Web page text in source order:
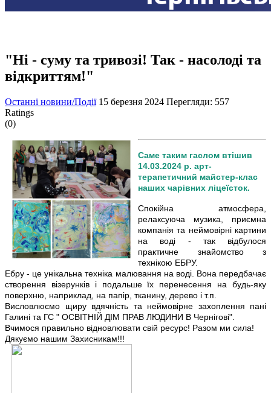
"Ні - суму та тривозі! Так - насолоді та
відкриттям!"
Останні новини/Події 15 березня 2024 Перегляди: 557
Ratings
(0)
Саме таким гаслом втішив
14.03.2024 р. арт-
терапетичний майстер-клас
наших чарівних ліцеїсток.
Спокійна атмосфера,
релаксуюча музика, приємна
компанія та неймовірні картини
на воді - так відбулося
практичне знайомство з
технікою ЕБРУ.
Ебру - це унікальна техніка малювання на воді. Вона передбачає
створення візерунків і подальше їх перенесення на будь-яку
поверхню, наприклад, на папір, тканину, дерево і т.п.
Висловлюємо щиру вдячність та неймовірне захоплення пані
Галині та ГС " ОСВІТНІЙ ДІМ ПРАВ ЛЮДИНИ В Чернігові".
Вчимося правильно відновлювати свій ресурс! Разом ми сила!
Дякуємо нашим Захисникам!!!